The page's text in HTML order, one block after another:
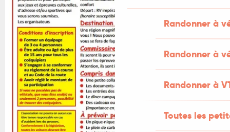
Randonner à
Randonner à
Randonner à
Toutes les